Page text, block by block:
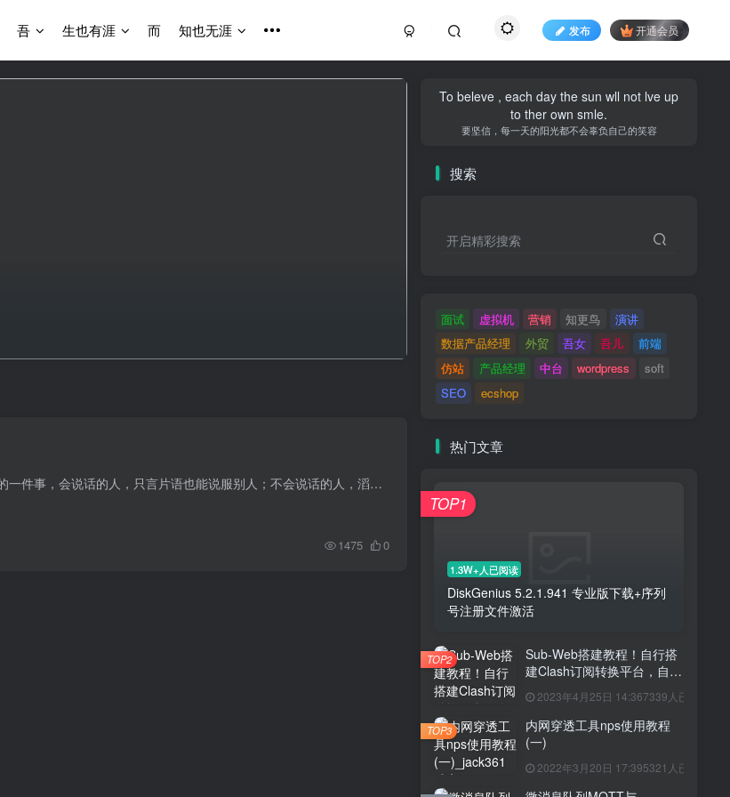
吾 生也有涯 而 知也无涯 发布 开通会员
说话是这个世界上最简单，同时也是最难的一件事，会说话的人，只言片语也能说服别人；不会说话的人，滔滔不绝却说服不了任何人。 一个人的说服力决定了事情的成功或失败，借助语言的力量可以...
1475 0
To beleve , each day the sun wll not lve up
to ther own smle.
要坚信，每一天的阳光都不会辜负自己的笑容
搜索
开启精彩搜索
面试 虚拟机 营销 知更鸟
演讲
数据产品经理
外贸 吾女 吾儿
前端
仿站
产品经理 中台 wordpress
soft
SEO
ecshop
热门文章
1.3W+人已阅读
DiskGenius 5.2.1.941 专业版下载+序列
号注册文件激活
TOP1
Sub-Web搭建教程！自行搭
建Clash订阅转换平台，自建
SubConverter后端！妈妈再
也不担心我的机场订阅节点
信息泄露了！
2023年4月25日 14:367339人已阅读
TOP2
内网穿透工具nps使用教程
(一)
2022年3月20日 17:395321人已阅读
TOP3